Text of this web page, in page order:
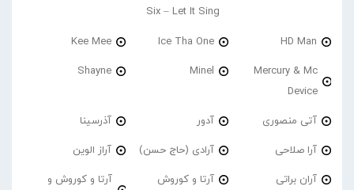
Six – Let It Sing
HD Man
Ice Tha One
Kee Mee
Mercury & Mc
Device
Minel
Shayne
آتی منصوری آدور آذرسینا
آرا صلاحی آرادی (حاج حسن) آراز الوین
آران براتی آرتا و کوروش
آرتا و کوروش و